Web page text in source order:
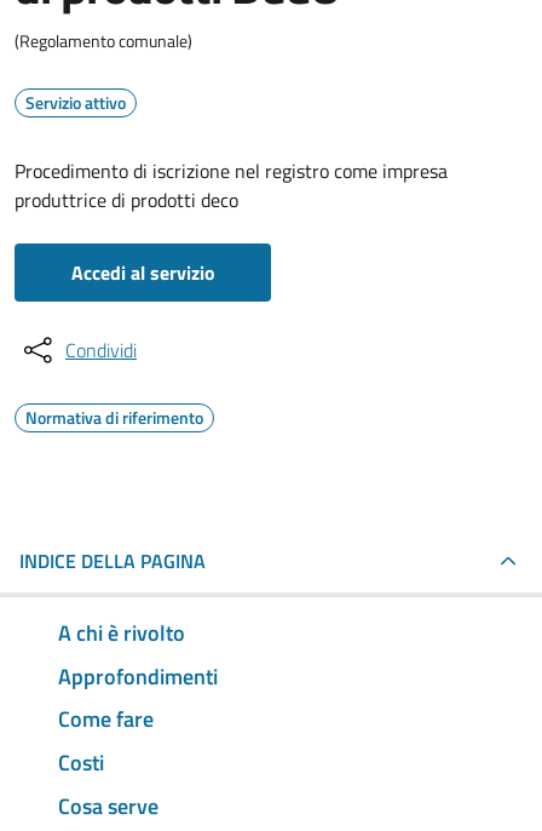
(Regolamento comunale)
Servizio attivo
Procedimento di iscrizione nel registro come impresa
produttrice di prodotti deco
Accedi al servizio
Condividi
Normativa di riferimento
INDICE DELLA PAGINA
A chi è rivolto
Approfondimenti
Come fare
Costi
Cosa serve